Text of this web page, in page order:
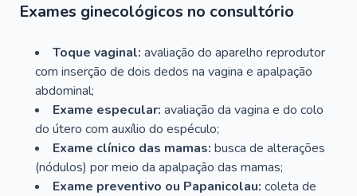
Exames ginecológicos no consultório
Toque vaginal: avaliação do aparelho reprodutor
com inserção de dois dedos na vagina e apalpação
abdominal;
Exame especular: avaliação da vagina e do colo
do útero com auxílio do espéculo;
Exame clínico das mamas: busca de alterações
(nódulos) por meio da apalpação das mamas;
Exame preventivo ou Papanicolau: coleta de